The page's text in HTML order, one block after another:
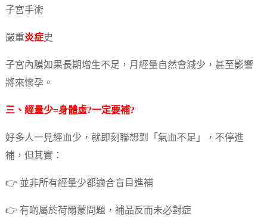
子宮手術
嚴重炎症史
子宮內膜如果長期增生不足，月經量自然會減少，甚至影響
將來懷孕。
三、經量少=身體虛?一定要補?
好多人一見經血少，就即刻聯想到「氣血不足」，不停進
補，但其實：
👉 並非所有經量少都適合盲目進補
👉 有啲屬於荷爾蒙問題，補品反而未必對症